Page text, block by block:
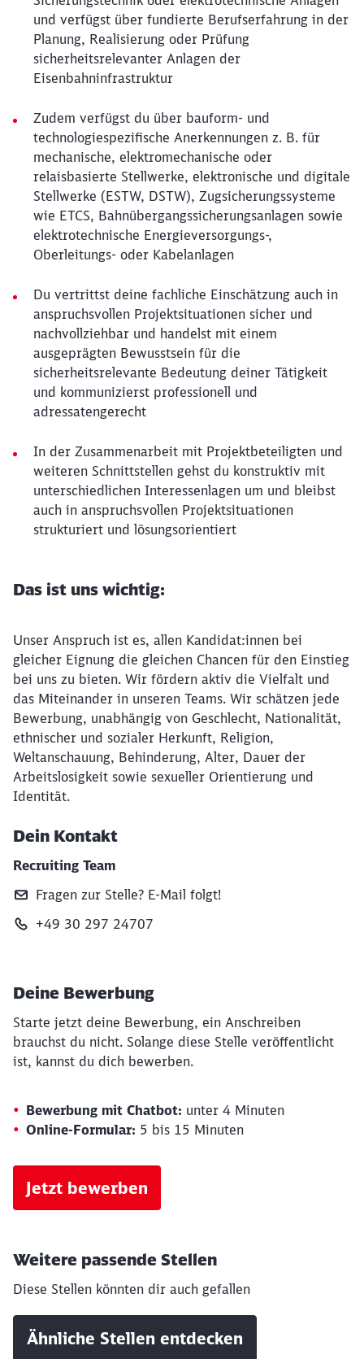
und verfügst über fundierte Berufserfahrung in der
Planung, Realisierung oder Prüfung
sicherheitsrelevanter Anlagen der
Eisenbahninfrastruktur
Zudem verfügst du über bauform- und
technologiespezifische Anerkennungen z. B. für
mechanische, elektromechanische oder
relaisbasierte Stellwerke, elektronische und digitale
Stellwerke (ESTW, DSTW), Zugsicherungssysteme
wie ETCS, Bahnübergangssicherungsanlagen sowie
elektrotechnische Energieversorgungs-,
Oberleitungs- oder Kabelanlagen
Du vertrittst deine fachliche Einschätzung auch in
anspruchsvollen Projektsituationen sicher und
nachvollziehbar und handelst mit einem
ausgeprägten Bewusstsein für die
sicherheitsrelevante Bedeutung deiner Tätigkeit
und kommunizierst professionell und
adressatengerecht
In der Zusammenarbeit mit Projektbeteiligten und
weiteren Schnittstellen gehst du konstruktiv mit
unterschiedlichen Interessenlagen um und bleibst
auch in anspruchsvollen Projektsituationen
strukturiert und lösungsorientiert
Das ist uns wichtig:
Unser Anspruch ist es, allen Kandidat:innen bei
gleicher Eignung die gleichen Chancen für den Einstieg
bei uns zu bieten. Wir fördern aktiv die Vielfalt und
das Miteinander in unseren Teams. Wir schätzen jede
Bewerbung, unabhängig von Geschlecht, Nationalität,
ethnischer und sozialer Herkunft, Religion,
Weltanschauung, Behinderung, Alter, Dauer der
Arbeitslosigkeit sowie sexueller Orientierung und
Identität.
Dein Kontakt
Recruiting Team
Fragen zur Stelle? E‑Mail folgt!
+49 30 297 24707
Deine Bewerbung
Starte jetzt deine Bewerbung, ein Anschreiben
brauchst du nicht. Solange diese Stelle veröffentlicht
ist, kannst du dich bewerben.
Bewerbung mit Chatbot: unter 4 Minuten
Online-Formular: 5 bis 15 Minuten
Jetzt bewerben
Weitere passende Stellen
Diese Stellen könnten dir auch gefallen
Ähnliche Stellen entdecken
werden?
Abbrechen Weiter